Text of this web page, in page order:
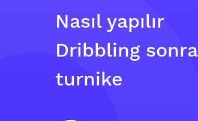
Nasıl yapılır
Dribbling
turnike